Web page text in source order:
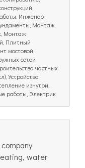
Инженер-
Монтаж
Монтаж
Плитный
мостовой,
сетей
частных
Устройство
изнутри,
работы, Электрик
water